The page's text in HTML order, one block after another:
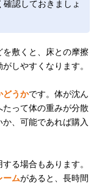
認しておきましょ
敷くと、床との摩擦
しやすくなります。
どうかです。体が沈ん
って体の重みが分散
、可能であれば購入
る場合もあります。
ームがあると、長時間